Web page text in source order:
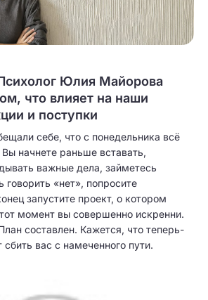
Юлия Майорова
что влияет на наши
и поступки
себе, что с понедельника всё
начнете раньше вставать,
важные дела, займетесь
говорить «нет», попросите
запустите проект, о котором
момент вы совершенно искренни.
составлен. Кажется, что теперь-
вас с намеченного пути.